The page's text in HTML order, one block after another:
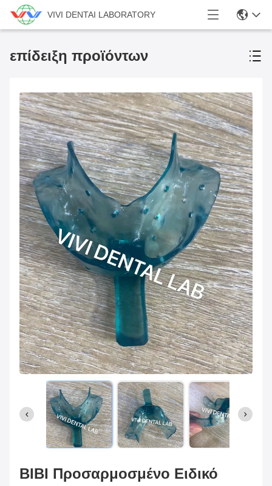
VIVI DENTAI LABORATORY
επίδειξη προϊόντων
ΒΙΒΙ Προσαρμοσμένο Ειδικό